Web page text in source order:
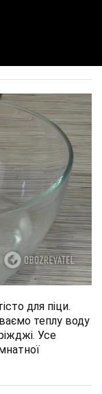
для піци.
теплу воду
Усе